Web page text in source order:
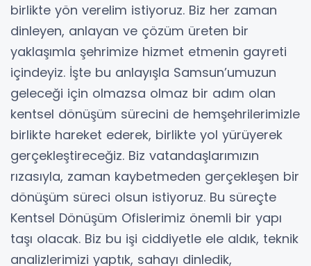
birlikte yön verelim istiyoruz. Biz her zaman
dinleyen, anlayan ve çözüm üreten bir
yaklaşımla şehrimize hizmet etmenin gayreti
içindeyiz. İşte bu anlayışla Samsun’umuzun
geleceği için olmazsa olmaz bir adım olan
kentsel dönüşüm sürecini de hemşehrilerimizle
birlikte hareket ederek, birlikte yol yürüyerek
gerçekleştireceğiz. Biz vatandaşlarımızın
rızasıyla, zaman kaybetmeden gerçekleşen bir
dönüşüm süreci olsun istiyoruz. Bu süreçte
Kentsel Dönüşüm Ofislerimiz önemli bir yapı
taşı olacak. Biz bu işi ciddiyetle ele aldık, teknik
analizlerimizi yaptık, sahayı dinledik,